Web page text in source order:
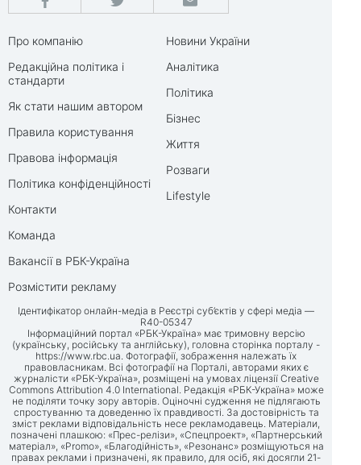
Про компанію
Редакційна політика і
стандарти
Як стати нашим автором
Правила користування
Правова інформація
Політика конфіденційності
Контакти
Команда
Вакансії в РБК-Україна
Розмістити рекламу
Новини України
Аналітика
Політика
Бізнес
Життя
Розваги
Lifestyle
Ідентифікатор онлайн-медіа в Реєстрі суб’єктів у сфері медіа —
R40-05347
Інформаційний портал «РБК-Україна» має тримовну версію
(українську, російську та англійську), головна сторінка порталу -
https://www.rbc.ua. Фотографії, зображення належать їх
правовласникам. Всі фотографії на Порталі, авторами яких є
журналісти «РБК-Україна», розміщені на умовах ліцензії Creative
Commons Attribution 4.0 International. Редакція «РБК-Україна» може
не поділяти точку зору авторів. Оціночні судження не підлягають
спростуванню та доведенню їх правдивості. За достовірність та
зміст реклами відповідальність несе рекламодавець. Матеріали,
позначені плашкою: «Прес-релізи», «Спецпроект», «Партнерський
матеріал», «Promo», «Благодійність», «Резонанс» розміщуються на
правах реклами і призначені, як правило, для осіб, які досягли 21-